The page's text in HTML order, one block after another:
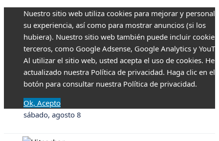
Nuestro sitio web utiliza cookies para mejorar y
su experiencia, así como para mostrar anuncios (si los
hubiera). Nuestro sitio web también puede incluir
terceros, como Google Adsense, Google Analytics y
Al utilizar el sitio web, usted acepta el uso de cookies.
actualizado nuestra Política de privacidad. Haga clic en el
botón para consultar nuestra Política de privacidad.
Ok, Acepto
sábado, agosto 8